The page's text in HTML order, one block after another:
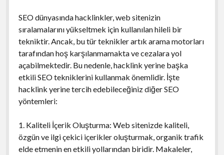
SEO dünyasında hacklinkler, web sitenizin
sıralamalarını yükseltmek için kullanılan hileli bir
tekniktir. Ancak, bu tür teknikler artık arama motorları
tarafından hoş karşılanmamakta ve cezalara yol
açabilmektedir. Bu nedenle, hacklink yerine başka
etkili SEO tekniklerini kullanmak önemlidir. İşte
hacklink yerine tercih edebileceğiniz diğer SEO
yöntemleri:
1. Kaliteli İçerik Oluşturma: Web sitenizde kaliteli,
özgün ve ilgi çekici içerikler oluşturmak, organik trafik
elde etmenin en etkili yollarından biridir. Makaleler,